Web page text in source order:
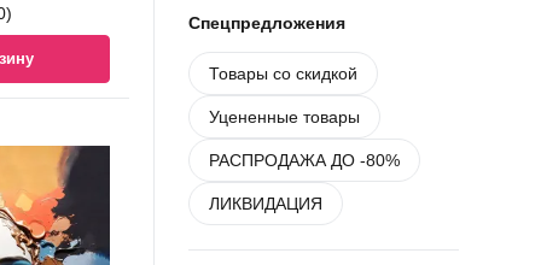
Спецпредложения
Товары со скидкой
Уцененные товары
РАСПРОДАЖА ДО -80%
ЛИКВИДАЦИЯ